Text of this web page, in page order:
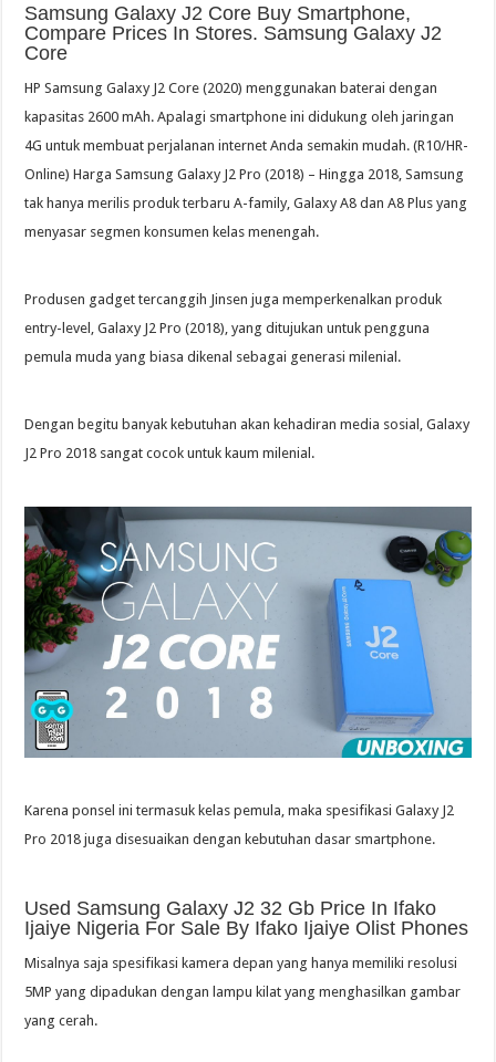
Samsung Galaxy J2 Core Buy Smartphone,
Compare Prices In Stores. Samsung Galaxy J2
Core
HP Samsung Galaxy J2 Core (2020) menggunakan baterai dengan
kapasitas 2600 mAh. Apalagi smartphone ini didukung oleh jaringan
4G untuk membuat perjalanan internet Anda semakin mudah. (R10/HR-
Online) Harga Samsung Galaxy J2 Pro (2018) – Hingga 2018, Samsung
tak hanya merilis produk terbaru A-family, Galaxy A8 dan A8 Plus yang
menyasar segmen konsumen kelas menengah.
Produsen gadget tercanggih Jinsen juga memperkenalkan produk
entry-level, Galaxy J2 Pro (2018), yang ditujukan untuk pengguna
pemula muda yang biasa dikenal sebagai generasi milenial.
Dengan begitu banyak kebutuhan akan kehadiran media sosial, Galaxy
J2 Pro 2018 sangat cocok untuk kaum milenial.
Karena ponsel ini termasuk kelas pemula, maka spesifikasi Galaxy J2
Pro 2018 juga disesuaikan dengan kebutuhan dasar smartphone.
Used Samsung Galaxy J2 32 Gb Price In Ifako
Ijaiye Nigeria For Sale By Ifako Ijaiye Olist Phones
Misalnya saja spesifikasi kamera depan yang hanya memiliki resolusi
5MP yang dipadukan dengan lampu kilat yang menghasilkan gambar
yang cerah.